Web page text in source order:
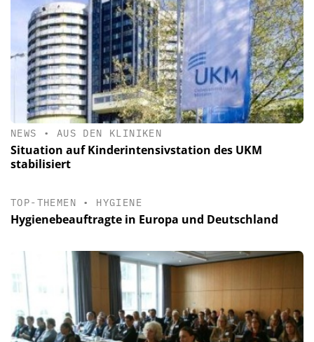
NEWS • AUS DEN KLINIKEN
Situation auf Kinderintensivstation des UKM
stabilisiert
TOP-THEMEN • HYGIENE
Hygienebeauftragte in Europa und Deutschland